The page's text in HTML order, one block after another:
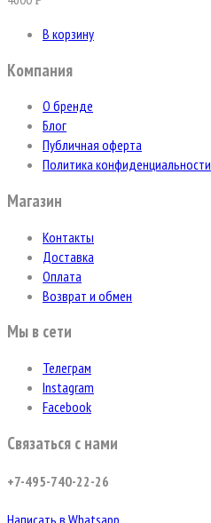
В корзину
Компания
О бренде
Блог
Публичная оферта
Политика конфиденциальности
Магазин
Контакты
Доставка
Оплата
Возврат и обмен
Мы в сети
Телеграм
Instagram
Facebook
Связаться с нами
+7-495-740-22-26